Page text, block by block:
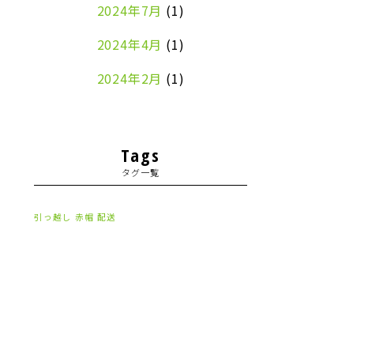
2024年7月 (1)
2024年4月 (1)
2024年2月 (1)
2023年8月
2023年7月(2)
2023年6月
Tags
タグ一覧
引っ越し 赤帽 配送